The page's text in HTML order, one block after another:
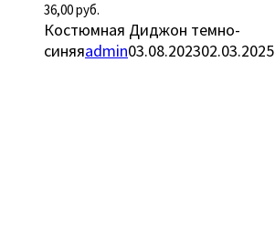
36,00руб.
Костюмная Диджон темно-
синяяadmin03.08.202302.03.2025